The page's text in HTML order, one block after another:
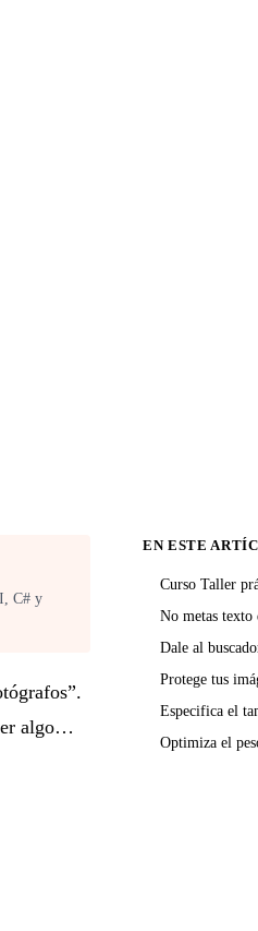
C# y
algo…
EN ESTE
Curso Taller
No metas texto
Dale al
Protege tus
Especifica el
Optimiza el